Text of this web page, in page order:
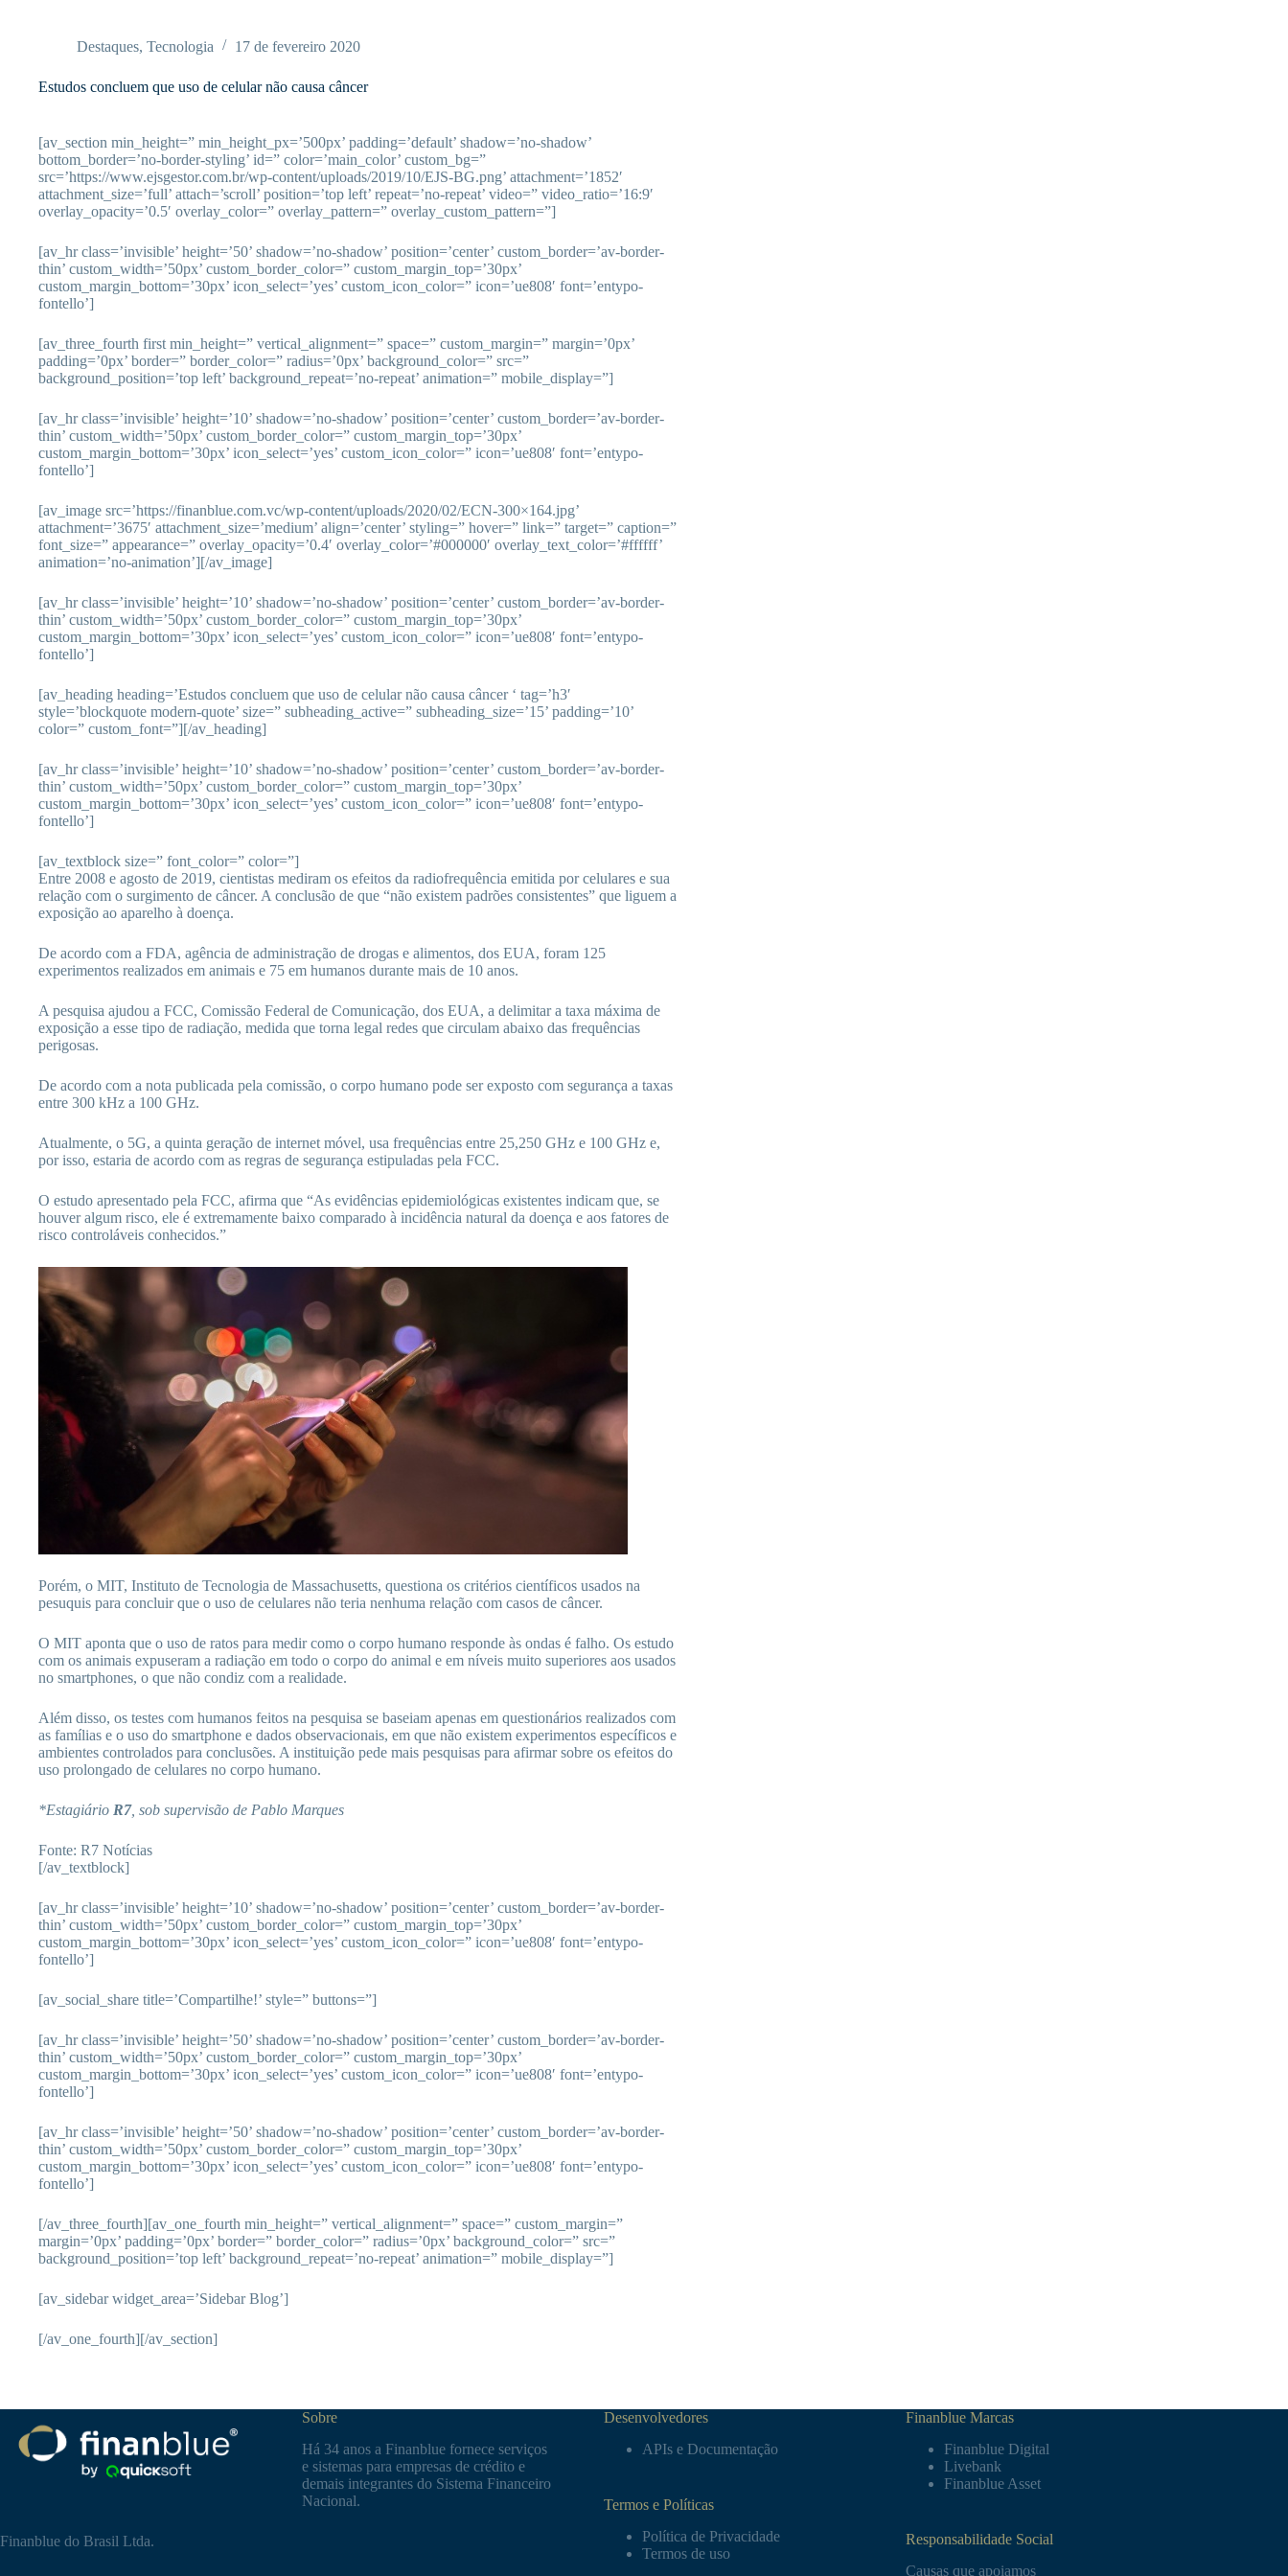
Destaques, Tecnologia 17 de fevereiro 2020
Estudos concluem que uso de celular não causa câncer
[av_section min_height=” min_height_px=’500px’ padding=’default’ shadow=’no-shadow’
bottom_border=’no-border-styling’ id=” color=’main_color’ custom_bg=”
src=’https://www.ejsgestor.com.br/wp-content/uploads/2019/10/EJS-BG.png’ attachment=’1852′
attachment_size=’full’ attach=’scroll’ position=’top left’ repeat=’no-repeat’ video=” video_ratio=’16:9′
overlay_opacity=’0.5′ overlay_color=” overlay_pattern=” overlay_custom_pattern=”]
[av_hr class=’invisible’ height=’50’ shadow=’no-shadow’ position=’center’ custom_border=’av-border-
thin’ custom_width=’50px’ custom_border_color=” custom_margin_top=’30px’
custom_margin_bottom=’30px’ icon_select=’yes’ custom_icon_color=” icon=’ue808′ font=’entypo-
fontello’]
[av_three_fourth first min_height=” vertical_alignment=” space=” custom_margin=” margin=’0px’
padding=’0px’ border=” border_color=” radius=’0px’ background_color=” src=”
background_position=’top left’ background_repeat=’no-repeat’ animation=” mobile_display=”]
[av_hr class=’invisible’ height=’10’ shadow=’no-shadow’ position=’center’ custom_border=’av-border-
thin’ custom_width=’50px’ custom_border_color=” custom_margin_top=’30px’
custom_margin_bottom=’30px’ icon_select=’yes’ custom_icon_color=” icon=’ue808′ font=’entypo-
fontello’]
[av_image src=’https://finanblue.com.vc/wp-content/uploads/2020/02/ECN-300×164.jpg’
attachment=’3675′ attachment_size=’medium’ align=’center’ styling=” hover=” link=” target=” caption=”
font_size=” appearance=” overlay_opacity=’0.4′ overlay_color=’#000000′ overlay_text_color=’#ffffff’
animation=’no-animation’][/av_image]
[av_hr class=’invisible’ height=’10’ shadow=’no-shadow’ position=’center’ custom_border=’av-border-
thin’ custom_width=’50px’ custom_border_color=” custom_margin_top=’30px’
custom_margin_bottom=’30px’ icon_select=’yes’ custom_icon_color=” icon=’ue808′ font=’entypo-
fontello’]
[av_heading heading=’Estudos concluem que uso de celular não causa câncer ‘ tag=’h3′
style=’blockquote modern-quote’ size=” subheading_active=” subheading_size=’15’ padding=’10’
color=” custom_font=”][/av_heading]
[av_hr class=’invisible’ height=’10’ shadow=’no-shadow’ position=’center’ custom_border=’av-border-
thin’ custom_width=’50px’ custom_border_color=” custom_margin_top=’30px’
custom_margin_bottom=’30px’ icon_select=’yes’ custom_icon_color=” icon=’ue808′ font=’entypo-
fontello’]
[av_textblock size=” font_color=” color=”]
Entre 2008 e agosto de 2019, cientistas mediram os efeitos da radiofrequência emitida por celulares e sua
relação com o surgimento de câncer. A conclusão de que “não existem padrões consistentes” que liguem a
exposição ao aparelho à doença.
De acordo com a FDA, agência de administração de drogas e alimentos, dos EUA, foram 125
experimentos realizados em animais e 75 em humanos durante mais de 10 anos.
A pesquisa ajudou a FCC, Comissão Federal de Comunicação, dos EUA, a delimitar a taxa máxima de
exposição a esse tipo de radiação, medida que torna legal redes que circulam abaixo das frequências
perigosas.
De acordo com a nota publicada pela comissão, o corpo humano pode ser exposto com segurança a taxas
entre 300 kHz a 100 GHz.
Atualmente, o 5G, a quinta geração de internet móvel, usa frequências entre 25,250 GHz e 100 GHz e,
por isso, estaria de acordo com as regras de segurança estipuladas pela FCC.
O estudo apresentado pela FCC, afirma que “As evidências epidemiológicas existentes indicam que, se
houver algum risco, ele é extremamente baixo comparado à incidência natural da doença e aos fatores de
risco controláveis ​​conhecidos.”
Porém, o MIT, Instituto de Tecnologia de Massachusetts, questiona os critérios científicos usados na
pesuquis para concluir que o uso de celulares não teria nenhuma relação com casos de câncer.
O MIT aponta que o uso de ratos para medir como o corpo humano responde às ondas é falho. Os estudo
com os animais expuseram a radiação em todo o corpo do animal e em níveis muito superiores aos usados
no smartphones, o que não condiz com a realidade.
Além disso, os testes com humanos feitos na pesquisa se baseiam apenas em questionários realizados com
as famílias e o uso do smartphone e dados observacionais, em que não existem experimentos específicos e
ambientes controlados para conclusões. A instituição pede mais pesquisas para afirmar sobre os efeitos do
uso prolongado de celulares no corpo humano.
*Estagiário R7, sob supervisão de Pablo Marques
Fonte: R7 Notícias
[/av_textblock]
[av_hr class=’invisible’ height=’10’ shadow=’no-shadow’ position=’center’ custom_border=’av-border-
thin’ custom_width=’50px’ custom_border_color=” custom_margin_top=’30px’
custom_margin_bottom=’30px’ icon_select=’yes’ custom_icon_color=” icon=’ue808′ font=’entypo-
fontello’]
[av_social_share title=’Compartilhe!’ style=” buttons=”]
[av_hr class=’invisible’ height=’50’ shadow=’no-shadow’ position=’center’ custom_border=’av-border-
thin’ custom_width=’50px’ custom_border_color=” custom_margin_top=’30px’
custom_margin_bottom=’30px’ icon_select=’yes’ custom_icon_color=” icon=’ue808′ font=’entypo-
fontello’]
[av_hr class=’invisible’ height=’50’ shadow=’no-shadow’ position=’center’ custom_border=’av-border-
thin’ custom_width=’50px’ custom_border_color=” custom_margin_top=’30px’
custom_margin_bottom=’30px’ icon_select=’yes’ custom_icon_color=” icon=’ue808′ font=’entypo-
fontello’]
[/av_three_fourth][av_one_fourth min_height=” vertical_alignment=” space=” custom_margin=”
margin=’0px’ padding=’0px’ border=” border_color=” radius=’0px’ background_color=” src=”
background_position=’top left’ background_repeat=’no-repeat’ animation=” mobile_display=”]
[av_sidebar widget_area=’Sidebar Blog’]
[/av_one_fourth][/av_section]
Finanblue do Brasil Ltda.
Sobre
Há 34 anos a Finanblue fornece serviços
e sistemas para empresas de crédito e
demais integrantes do Sistema Financeiro
Nacional.
Desenvolvedores
APIs e Documentação
Termos e Políticas
Política de Privacidade
Termos de uso
Finanblue Marcas
Finanblue Digital
Livebank
Finanblue Asset
Responsabilidade Social
Causas que apoiamos